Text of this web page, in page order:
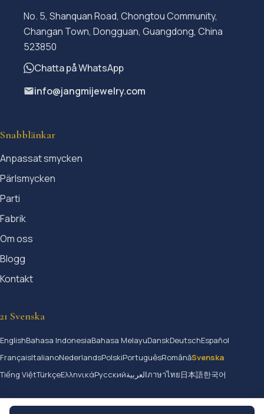
No. 5, Shanquan Road, Chongtou Community,
Changan Town, Dongguan, Guangdong, China
523850
Chatta på WhatsApp
info@jangmijewelry.com
Snabblänkar
Anpassat smycken
Pärlsmycken
Parti
Fabrik
Om oss
Blogg
Kontakt
21 Svenska
EnglishBahasa IndonesiaBahasa MelayuDanskDeutschEspañol
FrançaisItalianoNederlandsPolskiPortuguêsRomânăSvenska
Tiếng ViệtTürkçeΕλληνικάРусскийالعربيةภาษาไทย日本語한국어